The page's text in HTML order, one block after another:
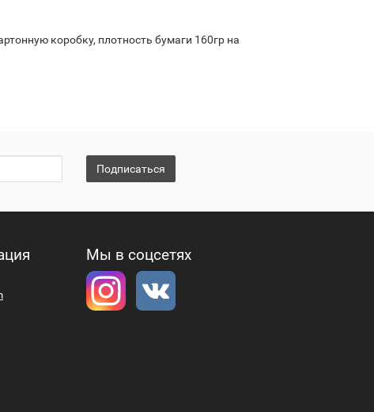
коробку, плотность бумаги 160гр на
Подписаться
Мы в соцсетях